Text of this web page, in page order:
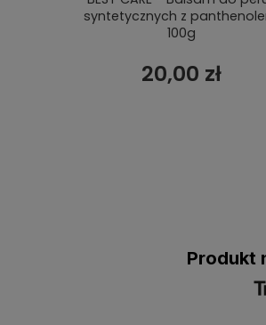
syntetycznych z
100g
20,00 zł
Produkt